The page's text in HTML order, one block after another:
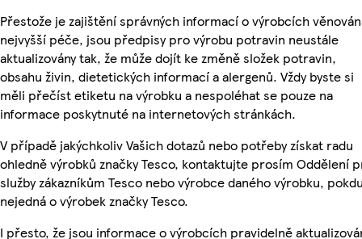
Přestože je zajištění správných informací o výrobcích
nejvyšší péče, jsou předpisy pro výrobu potravin neustále
aktualizovány tak, že může dojít ke změně složek potravin,
obsahu živin, dietetických informací a alergenů. Vždy byste si
měli přečíst etiketu na výrobku a nespoléhat se pouze na
informace poskytnuté na internetových stránkách.
V případě jakýchkoliv Vašich dotazů nebo potřeby získat radu
ohledně výrobků značky Tesco, kontaktujte prosím Oddělení
služby zákazníkům Tesco nebo výrobce daného výrobku,
nejedná o výrobek značky Tesco.
I přesto, že jsou informace o výrobcích pravidelně